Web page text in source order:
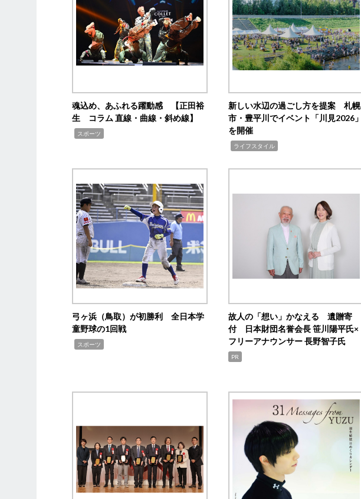
魂込め、あふれる躍動感 【正田裕
生 コラム 直線・曲線・斜め線】
スポーツ
新しい水辺の過ごし方を提案 札幌
市・豊平川でイベント「川見2026」
を開催
ライフスタイル
弓ヶ浜（鳥取）が初勝利 全日本学
童野球の1回戦
スポーツ
故人の「想い」かなえる 遺贈寄
付 日本財団名誉会長 笹川陽平氏×
フリーアナウンサー 長野智子氏
PR